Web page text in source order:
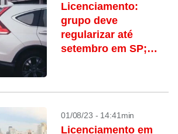
Licenciamento:
grupo deve
regularizar até
setembro em SP;
01/08/23 - 14:41min
Licenciamento em